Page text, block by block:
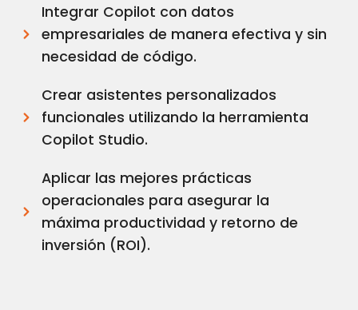
Integrar Copilot con datos
empresariales de manera efectiva y sin
necesidad de código.
Crear asistentes personalizados
funcionales utilizando la herramienta
Copilot Studio.
Aplicar las mejores prácticas
operacionales para asegurar la
máxima productividad y retorno de
inversión (ROI).